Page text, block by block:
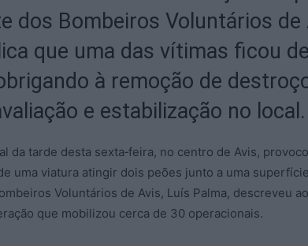
dos Bombeiros Voluntários de
que uma das vítimas ficou
à remoção de
e estabilização no local.
da tarde desta sexta‑feira, no centro de Avis,
uma viatura atingir dois peões junto a uma
Voluntários de Avis, Luís Palma, descreveu
que mobilizou cerca de 30 operacionais.